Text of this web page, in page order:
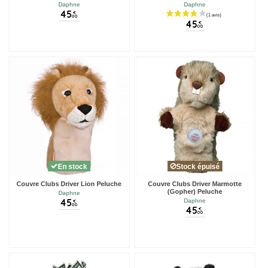
Daphne
45 €
00
Daphne
45 €
00
En stock
Couvre Clubs Driver Lion Peluche
Daphne
45 €
00
Stock épuisé
Couvre Clubs Driver Marmotte
(Gopher) Peluche
Daphne
45 €
00